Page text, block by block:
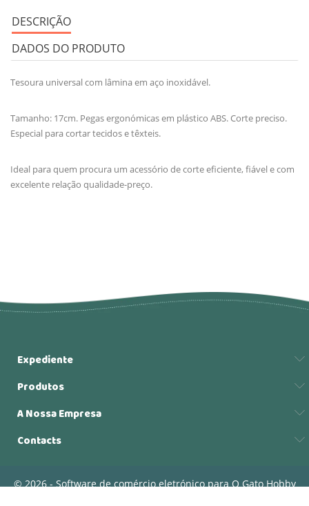
DESCRIÇÃO
DADOS DO PRODUTO
Tesoura universal com lâmina em aço inoxidável.
Tamanho: 17cm. Pegas ergonómicas em plástico ABS. Corte preciso.
Especial para cortar tecidos e têxteis.
Ideal para quem procura um acessório de corte eficiente, fiável e com
excelente relação qualidade-preço.
Expediente
Produtos
A Nossa Empresa
Contacts
© 2026 - Software de comércio eletrónico para O Gato Hobby